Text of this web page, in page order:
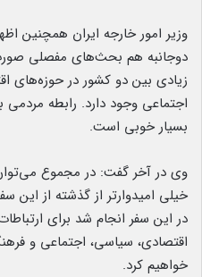
وزیر امور خارجه ایران همچنین
دوجانبه هم بحث‌های مفصلی
زیادی بین دو کشور در حوزه‌های
اجتماعی وجود دارد. رابطه
بسیار خوبی است.
وی در آخر گفت: در مجموع
خیلی امیدوارتر از گذشته از این
در این سفر انجام شد برای
اقتصادی، سیاسی، اجتماعی و
خواهیم کرد.